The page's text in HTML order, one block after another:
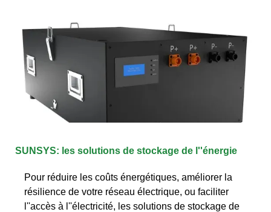
SUNSYS: les solutions de stockage de l''énergie
Pour réduire les coûts énergétiques, améliorer la
résilience de votre réseau électrique, ou faciliter
l''accès à l''électricité, les solutions de stockage de